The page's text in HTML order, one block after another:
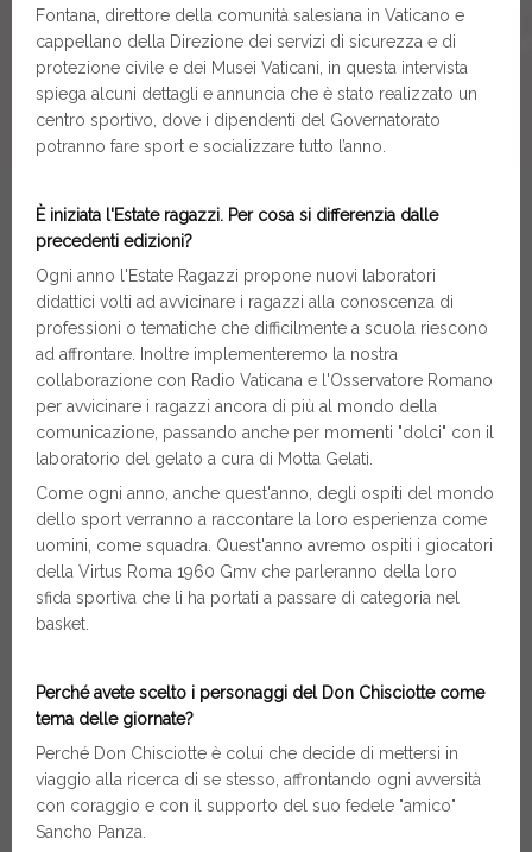
Fontana, direttore della comunità salesiana in Vaticano e
cappellano della Direzione dei servizi di sicurezza e di
protezione civile e dei Musei Vaticani, in questa intervista
spiega alcuni dettagli e annuncia che è stato realizzato un
centro sportivo, dove i dipendenti del Governatorato
potranno fare sport e socializzare tutto l’anno.
È iniziata l'Estate ragazzi. Per cosa si differenzia dalle
precedenti edizioni?
Ogni anno l'Estate Ragazzi propone nuovi laboratori
didattici volti ad avvicinare i ragazzi alla conoscenza di
professioni o tematiche che difficilmente a scuola riescono
ad affrontare. Inoltre implementeremo la nostra
collaborazione con Radio Vaticana e l'Osservatore Romano
per avvicinare i ragazzi ancora di più al mondo della
comunicazione, passando anche per momenti "dolci" con il
laboratorio del gelato a cura di Motta Gelati.
Come ogni anno, anche quest'anno, degli ospiti del mondo
dello sport verranno a raccontare la loro esperienza come
uomini, come squadra. Quest'anno avremo ospiti i giocatori
della Virtus Roma 1960 Gmv che parleranno della loro
sfida sportiva che li ha portati a passare di categoria nel
basket.
Perché avete scelto i personaggi del Don Chisciotte come
tema delle giornate?
Perché Don Chisciotte è colui che decide di mettersi in
viaggio alla ricerca di se stesso, affrontando ogni avversità
con coraggio e con il supporto del suo fedele "amico"
Sancho Panza.